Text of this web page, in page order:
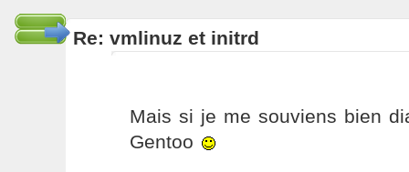
Re: vmlinuz et initrd
Mais si je me souviens bien
Gentoo